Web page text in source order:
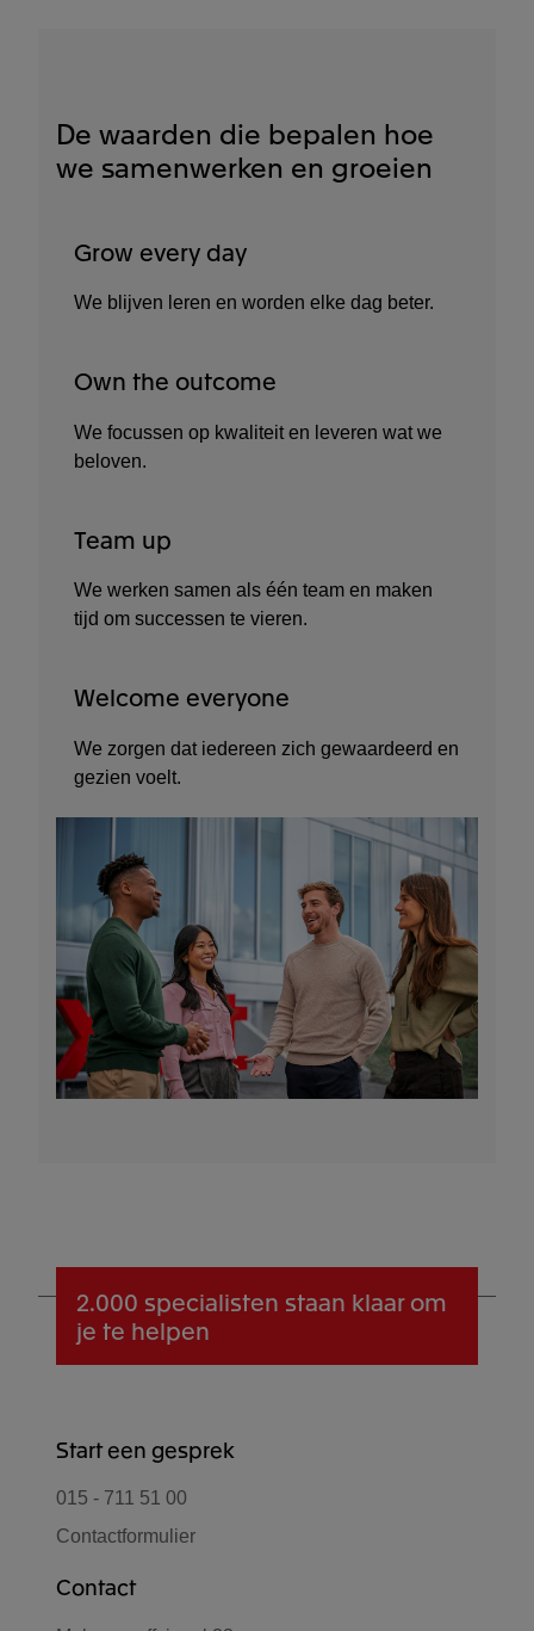
De waarden die bepalen hoe
we samenwerken en groeien
Grow every day​
We blijven leren en worden elke dag beter.
Own the outcome​
We focussen op kwaliteit en leveren wat we
beloven.
Team up
We werken samen als één team en maken
tijd om successen te vieren.
Welcome everyone​
We zorgen dat iedereen zich gewaardeerd en
gezien voelt.
2.000 specialisten staan klaar om
je te helpen
Start een gesprek
015 - 711 51 00
Contactformulier
Contact